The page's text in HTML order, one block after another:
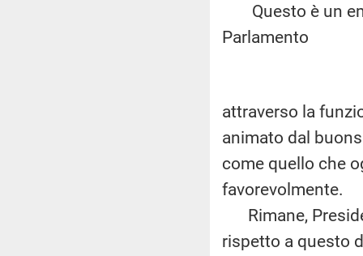
Questo è un
Parlamento
attraverso la
animato dal
come quello che
favorevolmente.
Rimane,
rispetto a questo